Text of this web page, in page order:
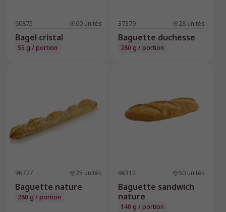
60875 60 unités
Bagel cristal
55 g / portion
37379 28 unités
Baguette duchesse
280 g / portion
96777 25 unités
Baguette nature
280 g / portion
96312 50 unités
Baguette sandwich
nature
140 g / portion